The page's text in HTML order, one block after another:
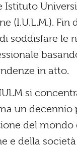
Istituto
(I.U.L.M.). Fin
soddisfare le
in atto.
si
un decennio
del mondo
e della